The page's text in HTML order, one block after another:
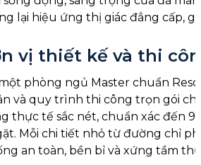
lại hiệu ứng thị giác đẳng cấp,
vị thiết kế và thi
phòng ngủ Master chuẩn
và quy trình thi công trọn gói
thực tế sắc nét, chuẩn xác đến
Mỗi chi tiết nhỏ từ đường chỉ
an toàn, bền bỉ và xứng tầm